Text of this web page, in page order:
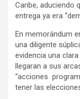
Caribe, aduciendo
entrega ya era
En memorándum
una diligente
evidencia una
llegaran a sus
“acciones
tener las